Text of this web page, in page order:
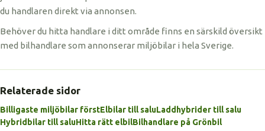
du handlaren direkt via annonsen.
Behöver du hitta handlare i ditt område finns en särskild översikt
med bilhandlare som annonserar miljöbilar i hela Sverige.
Relaterade sidor
Billigaste miljöbilar förstElbilar till saluLaddhybrider till salu
Hybridbilar till saluHitta rätt elbilBilhandlare på Grönbil